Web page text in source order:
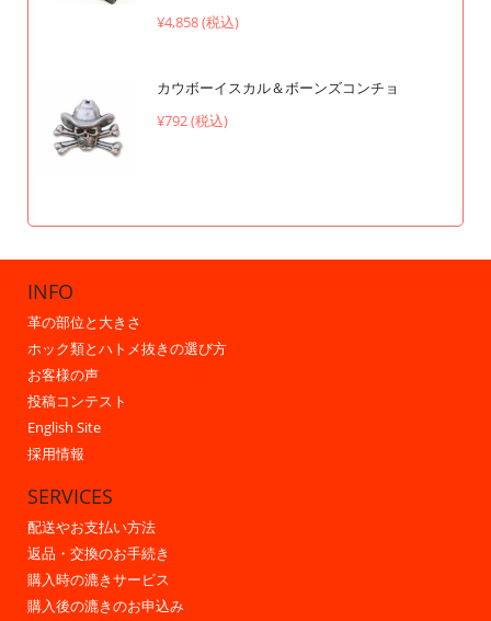
¥4,858 (税込)
カウボーイスカル＆ボーンズコンチョ
¥792 (税込)
INFO
革の部位と大きさ
ホック類とハトメ抜きの選び方
お客様の声
投稿コンテスト
English Site
採用情報
SERVICES
配送やお支払い方法
返品・交換のお手続き
購入時の漉きサービス
購入後の漉きのお申込み